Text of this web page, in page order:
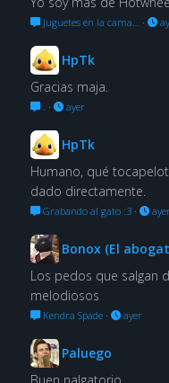
Juguetes en la cama… ·
HpTk
Gracias maja.
. · ayer
HpTk
Humano, qué
dado directamente.
Grabando al gato :3·
Bonox (El
Los pedos que salgan
melodiosos
Kendra Spade· ayer
Paluego
Buen nalgatorio.